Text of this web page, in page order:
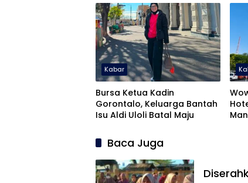
Kabar
Bursa Ketua Kadin
Gorontalo, Keluarga Bantah
Isu Aldi Uloli Batal Maju
Baca Juga